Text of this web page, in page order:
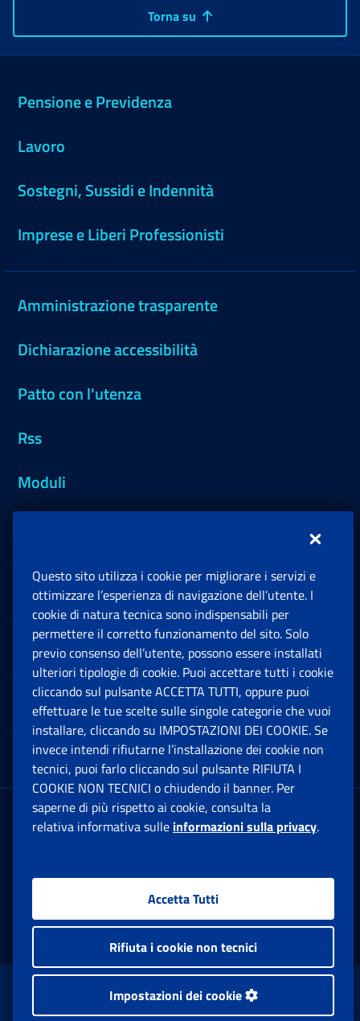
Torna su
Pensione e Previdenza
Lavoro
Sostegni, Sussidi e Indennità
Imprese e Liberi Professionisti
Amministrazione trasparente
Dichiarazione accessibilità
Patto con l'utenza
Rss
Moduli
Sedi e Contatti
Software
Note Legali
App mobile
Sede Legale : Via Ciro il Grande, 21
00144 Roma
Facebook: Apre una nuova finestra
Twitter: Apre una nuova finestra
Whatsapp: Apre una nuova
Youtube: Apre una
Instagram:
www.inps.gov.it © 1997-2026
Istituto Nazionale Previdenza Sociale.
Questo sito utilizza i cookie per migliorare i servizi e
ottimizzare l’esperienza di navigazione dell’utente. I
cookie di natura tecnica sono indispensabili per
permettere il corretto funzionamento del sito. Solo
previo consenso dell’utente, possono essere installati
ulteriori tipologie di cookie. Puoi accettare tutti i cookie
cliccando sul pulsante ACCETTA TUTTI, oppure puoi
effettuare le tue scelte sulle singole categorie che vuoi
installare, cliccando su IMPOSTAZIONI DEI COOKIE. Se
invece intendi rifiutarne l’installazione dei cookie non
tecnici, puoi farlo cliccando sul pulsante RIFIUTA I
COOKIE NON TECNICI o chiudendo il banner. Per
saperne di più rispetto ai cookie, consulta la
relativa informativa sulle informazioni sulla privacy.
Accetta Tutti
Rifiuta i cookie non tecnici
Impostazioni dei cookie